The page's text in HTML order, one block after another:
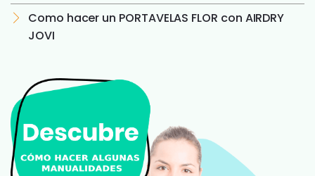
Como hacer un PORTAVELAS FLOR con AIRDRY
JOVI